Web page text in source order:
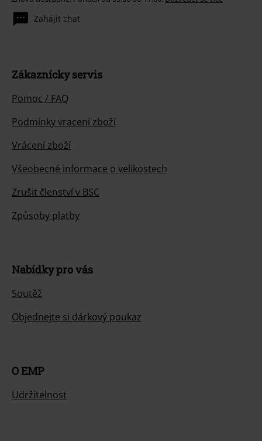
Zahájit chat
Zákaznícky servis
Pomoc / FAQ
Podmínky vracení zboží
Vrácení zboží
Všeobecné informace o velikostech
Zrušit členství v BSC
Způsoby platby
Nabídky pro vás
Soutěž
Objednejte si dárkový poukaz
O EMP
Udržitelnost